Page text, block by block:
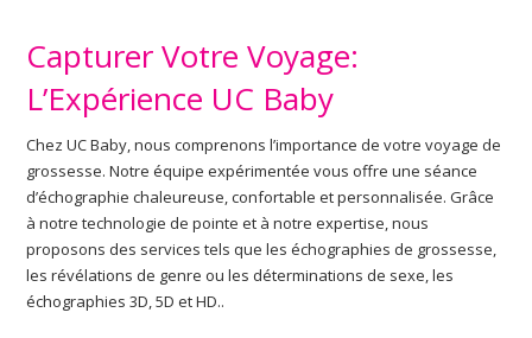
Capturer Votre Voyage:
L’Expérience UC Baby
Chez UC Baby, nous comprenons l’importance de votre voyage de
grossesse. Notre équipe expérimentée vous offre une séance
d’échographie chaleureuse, confortable et personnalisée. Grâce
à notre technologie de pointe et à notre expertise, nous
proposons des services tels que les échographies de grossesse,
les révélations de genre ou les déterminations de sexe, les
échographies 3D, 5D et HD..